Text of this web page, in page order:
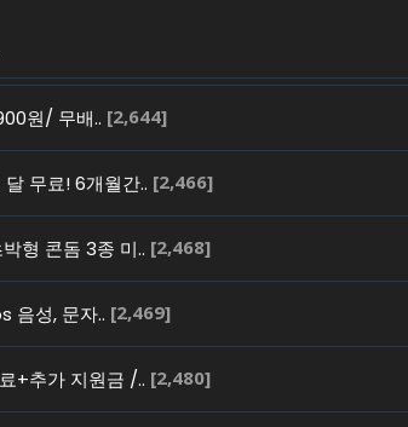
원/ 무배.. [2,644]
무료! 6개월간.. [2,466]
형 콘돔 3종 미.. [2,468]
음성, 문자.. [2,469]
+추가 지원금 /.. [2,480]